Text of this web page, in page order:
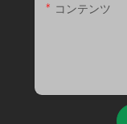
コンテンツ